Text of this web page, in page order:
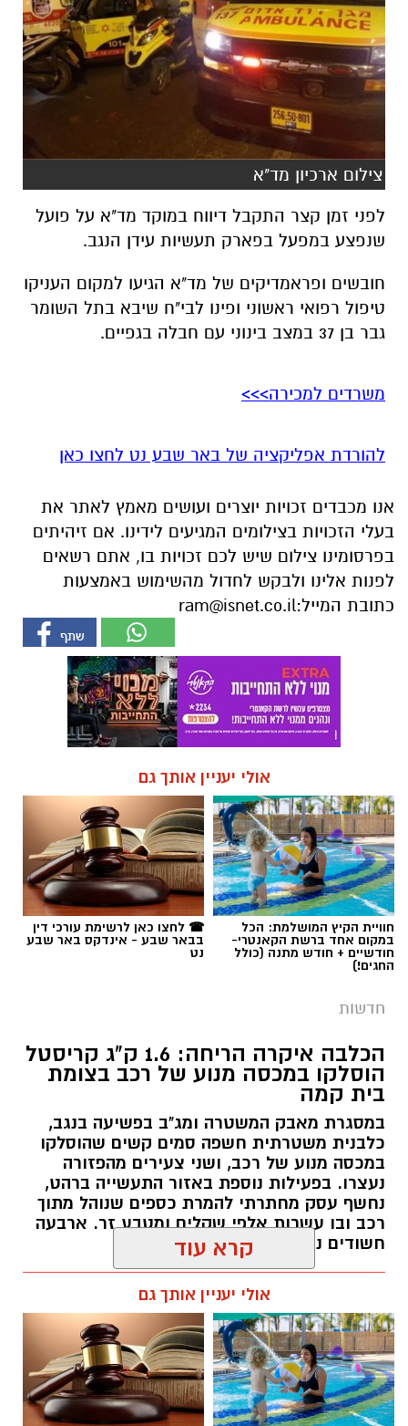
צילום ארכיון מד"א
לפני זמן קצר התקבל דיווח במוקד מד"א על פועל
שנפצע במפעל בפארק תעשיות עידן הנגב.
חובשים ופראמדיקים של מד"א הגיעו למקום העניקו
טיפול רפואי ראשוני ופינו לבי"ח שיבא בתל השומר
גבר בן 37 במצב בינוני עם חבלה בגפיים.
משרדים למכירה>>>
להורדת אפליקציה של באר שבע נט לחצו כאן
אנו מכבדים זכויות יוצרים ועושים מאמץ לאתר את
בעלי הזכויות בצילומים המגיעים לידינו. אם זיהיתים
בפרסומינו צילום שיש לכם זכויות בו, אתם רשאים
לפנות אלינו ולבקש לחדול מהשימוש באמצעות
כתובת המייל:ram@isnet.co.il
אולי יעניין אותך גם
חוויית הקיץ המושלמת: הכל
במקום אחד ברשת הקאנטרי-
חודשיים + חודש מתנה (כולל
החגים!)
☎ לחצו כאן לרשימת עורכי דין
בבאר שבע - אינדקס באר שבע
נט
חדשות
הכלבה איקרה הריחה: 1.6 ק"ג קריסטל
הוסלקו במכסה מנוע של רכב בצומת
בית קמה
במסגרת מאבק המשטרה ומג"ב בפשיעה בנגב,
כלבנית משטרתית חשפה סמים קשים שהוסלקו
במכסה מנוע של רכב, ושני צעירים מהפזורה
נעצרו. בפעילות נוספת באזור התעשייה ברהט,
נחשף עסק מחתרתי להמרת כספים שנוהל מתוך
רכב ובו עשרות אלפי שקלים ומטבע זר. ארבעה
חשודים נעצרו בסך הכל.
תגים:משטרה
קרא עוד
אולי יעניין אותך גם